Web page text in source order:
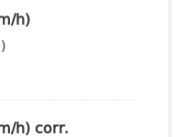
h)
h) corr.